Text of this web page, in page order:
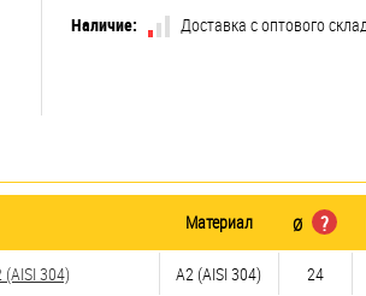
Наличие:
Доставка с оптового
Материал Ø ?
304)
А2 (AISI 304) 24